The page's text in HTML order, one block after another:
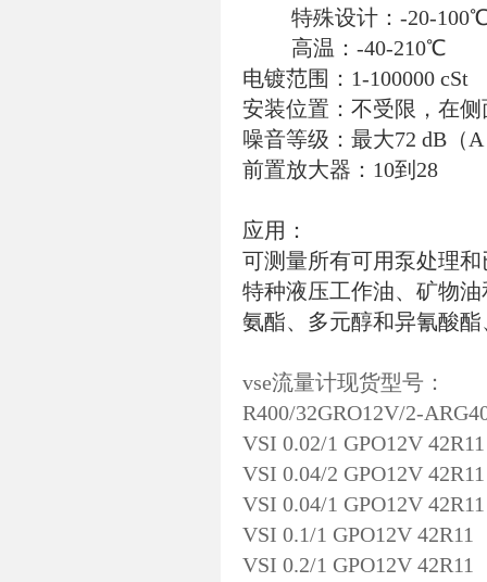
特殊设计：-20-
高温：-40-210℃
电镀范围：1-100000 cSt
安装位置：不受限，在
噪音等级：最大72 dB（
前置放大器：10到28
应用：
可测量所有可用泵处理
特种液压工作油、矿物
氨酯、多元醇和异氰酸
vse流量计现货型号：
R400/32GRO12V/2-
VSI 0.02/1 GPO12V 42R11
VSI 0.04/2 GPO12V 42R11
VSI 0.04/1 GPO12V 42R11
VSI 0.1/1 GPO12V 42R11
VSI 0.2/1 GPO12V 42R11